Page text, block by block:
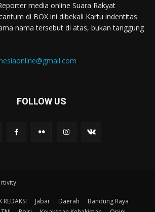
media online Suara Rakyat
di BOX ini dibekali Kartu indentitas
nama tersebut di atas, bukan tanggung
FOLLOW US
REDAKSI Jabar Daerah
Bandung Raya